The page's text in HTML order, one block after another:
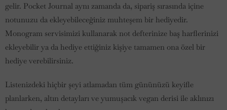
gelir. Pocket Journal aynı zamanda da, sipariş sırasında içine
notunuzu da ekleyebileceğiniz muhteşem bir hediyedir.
Monogram servisimizi kullanarak not defterinize baş harflerinizi
ekleyebilir ya da hediye ettiğiniz kişiye tamamen ona özel bir
hediye verebilirsiniz.
Listenizdeki hiçbir şeyi atlamadan tüm gününüzü keyifle
planlarken, altın detayları ve yumuşacık vegan derisi ile aklınızı